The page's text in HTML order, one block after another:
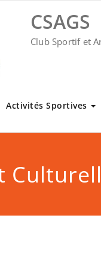
CSAGS
Club Sportif et
Activités Sportives